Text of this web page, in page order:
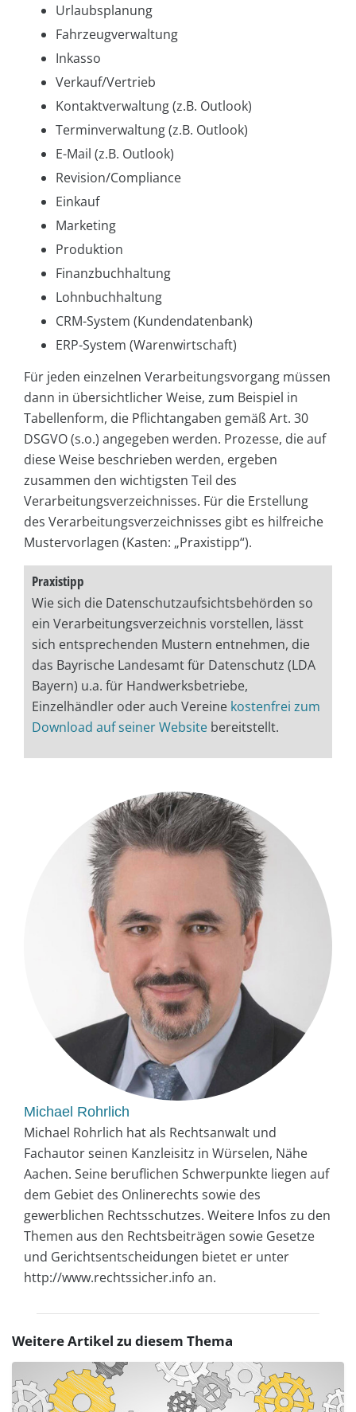
Urlaubsplanung
Fahrzeugverwaltung
Inkasso
Verkauf/Vertrieb
Kontaktverwaltung (z.B. Outlook)
Terminverwaltung (z.B. Outlook)
E-Mail (z.B. Outlook)
Revision/Compliance
Einkauf
Marketing
Produktion
Finanzbuchhaltung
Lohnbuchhaltung
CRM-System (Kundendatenbank)
ERP-System (Warenwirtschaft)
Für jeden einzelnen Verarbeitungsvorgang müssen
dann in übersichtlicher Weise, zum Beispiel in
Tabellenform, die Pflichtangaben gemäß Art. 30
DSGVO (s.o.) angegeben werden. Prozesse, die auf
diese Weise beschrieben werden, ergeben
zusammen den wichtigsten Teil des
Verarbeitungsverzeichnisses. Für die Erstellung
des Verarbeitungsverzeichnisses gibt es hilfreiche
Mustervorlagen (Kasten: „Praxistipp“).
Praxistipp
Wie sich die Datenschutzaufsichtsbehörden so
ein Verarbeitungsverzeichnis vorstellen, lässt
sich entsprechenden Mustern entnehmen, die
das Bayrische Landesamt für Datenschutz (LDA
Bayern) u.a. für Handwerksbetriebe,
Einzelhändler oder auch Vereine kostenfrei zum
Download auf seiner Website bereitstellt.
Michael Rohrlich
Michael Rohrlich hat als Rechtsanwalt und
Fachautor seinen Kanzleisitz in Würselen, Nähe
Aachen. Seine beruflichen Schwerpunkte liegen auf
dem Gebiet des Onlinerechts sowie des
gewerblichen Rechtsschutzes. Weitere Infos zu den
Themen aus den Rechtsbeiträgen sowie Gesetze
und Gerichtsentscheidungen bietet er unter
http://www.rechtssicher.info an.
Weitere Artikel zu diesem Thema